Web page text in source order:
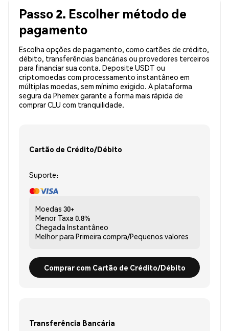
Passo 2. Escolher método de
pagamento
Escolha opções de pagamento, como cartões de crédito,
débito, transferências bancárias ou provedores terceiros
para financiar sua conta. Deposite USDT ou
criptomoedas com processamento instantâneo em
múltiplas moedas, sem mínimo exigido. A plataforma
segura da Phemex garante a forma mais rápida de
comprar CLU com tranquilidade.
Cartão de Crédito/Débito
Suporte:
Moedas 30+
Menor Taxa 0.8%
Chegada Instantâneo
Melhor para Primeira compra/Pequenos valores
Comprar com Cartão de Crédito/Débito
Transferência Bancária